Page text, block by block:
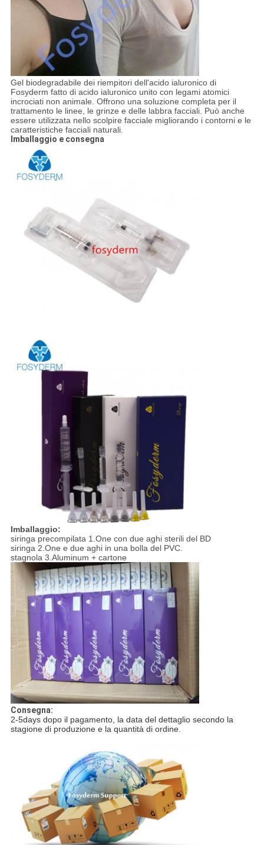
Gel biodegradabile dei riempitori dell'acido ialuronico di
Fosyderm fatto di acido ialuronico unito con legami atomici
incrociati non animale. Offrono una soluzione completa per il
trattamento le linee, le grinze e delle labbra facciali. Può anche
essere utilizzata nello scolpire facciale migliorando i contorni e le
caratteristiche facciali naturali.
Imballaggio e consegna
Imballaggio:
siringa precompilata 1.One con due aghi sterili del BD
siringa 2.One e due aghi in una bolla del PVC.
stagnola 3.Aluminum + cartone
Consegna:
2-5days dopo il pagamento, la data del dettaglio secondo la
stagione di produzione e la quantità di ordine.